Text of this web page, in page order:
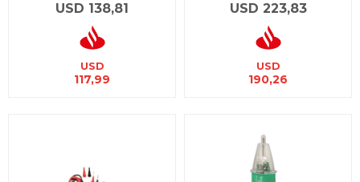
USD 138,81
USD
117,99
USD 223,83
USD
190,26